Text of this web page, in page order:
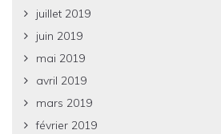
juillet 2019
juin 2019
mai 2019
avril 2019
mars 2019
février 2019